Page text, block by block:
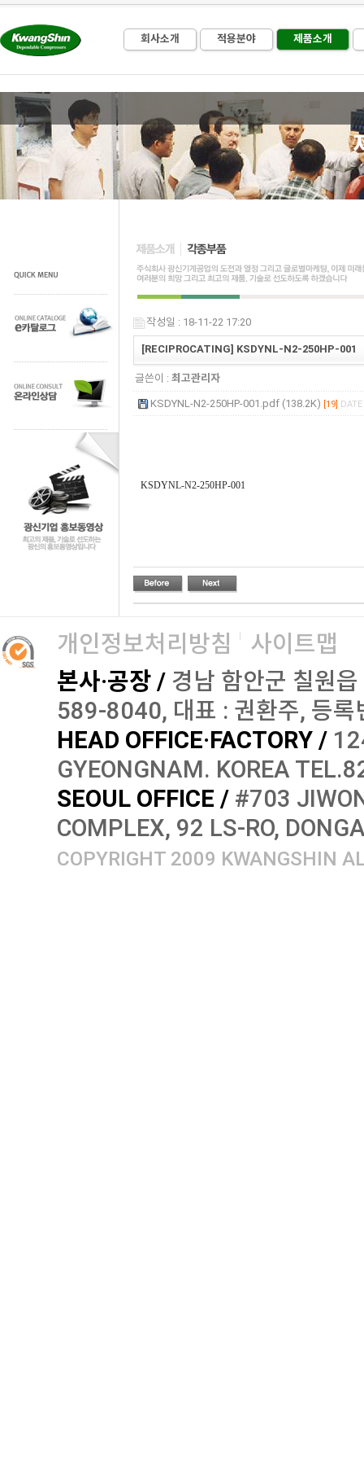
회사소개 적용분야 제품소개
작성일 : 18-11-22 17:20
[RECIPROCATING] KSDYNL-N2-250HP-001
글쓴이 :최고관리자
KSDYNL-N2-250HP-001.pdf (138.2K) [19]
KSDYNL-N2-250HP-001
개인정보처리방침
사이트맵
본사·공장 / 경남 함안군 칠원
589-8040, 대표 : 권환주, 등
HEAD OFFICE·FACTORY /
GYEONGNAM. KOREA
SEOUL OFFICE / #703
COMPLEX, 92 LS-RO,
COPYRIGHT 2009 KWANGSHIN